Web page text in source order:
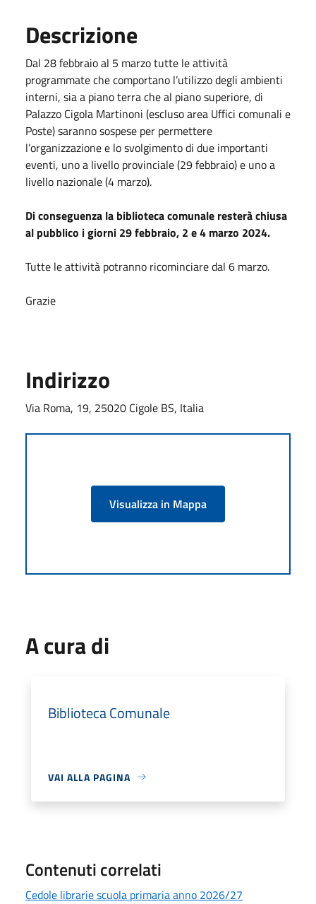
Descrizione
Dal 28 febbraio al 5 marzo tutte le attività
programmate che comportano l’utilizzo degli ambienti
interni, sia a piano terra che al piano superiore, di
Palazzo Cigola Martinoni (escluso area Uffici comunali e
Poste) saranno sospese per permettere
l’organizzazione e lo svolgimento di due importanti
eventi, uno a livello provinciale (29 febbraio) e uno a
livello nazionale (4 marzo).
Di conseguenza la biblioteca comunale resterà chiusa
al pubblico i giorni 29 febbraio, 2 e 4 marzo 2024.
Tutte le attività potranno ricominciare dal 6 marzo.
Grazie
Indirizzo
Via Roma, 19, 25020 Cigole BS, Italia
Visualizza in Mappa
A cura di
Biblioteca Comunale
VAI ALLA PAGINA
Contenuti correlati
Cedole librarie scuola primaria anno 2026/27